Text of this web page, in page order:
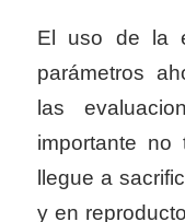
El uso de la
parámetros
las
importante no
llegue a
y en